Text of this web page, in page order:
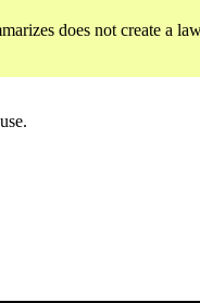
does not create a